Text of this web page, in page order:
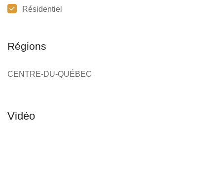
Résidentiel
Régions
CENTRE-DU-QUÉBEC